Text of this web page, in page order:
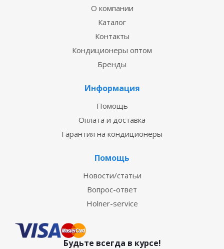
О компании
Каталог
Контакты
Кондиционеры оптом
Бренды
Информация
Помощь
Оплата и доставка
Гарантия на кондиционеры
Помощь
Новости/статьи
Вопрос-ответ
Holner-service
Будьте всегда в курсе!